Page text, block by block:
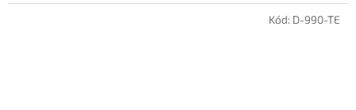
Kód: D-990-TE